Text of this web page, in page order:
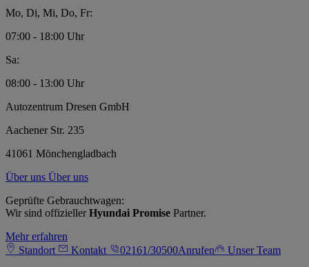
Mo, Di, Mi, Do, Fr:
07:00 - 18:00 Uhr
Sa:
08:00 - 13:00 Uhr
Autozentrum Dresen GmbH
Aachener Str. 235
41061 Mönchengladbach
Über uns Über uns
Geprüfte Gebrauchtwagen:
Wir sind offiziellerHyundai Promise Partner.
Mehr erfahren
Standort
Kontakt 02161/30500Anrufen
Unser Team